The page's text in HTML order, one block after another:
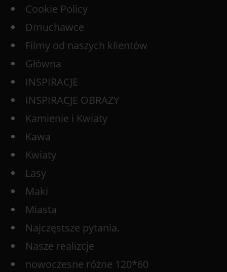
Cookie Policy
Dmuchawce
Filmy od naszych klientów
Główna
INSPIRACJE
INSPIRACJE OBRAZY
Kamienie i Kwiaty
Kawa
Kwiaty
Lasy
Maki
Miasta
Najczęstsze pytania.
Nasze realizcje
nowoczesne różne 120*60